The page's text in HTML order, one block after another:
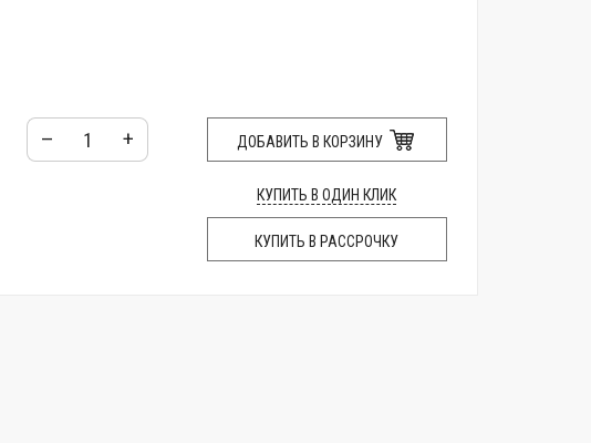
– + ДОБАВИТЬ В КОРЗИНУ
КУПИТЬ В ОДИН КЛИК
КУПИТЬ В РАССРОЧКУ